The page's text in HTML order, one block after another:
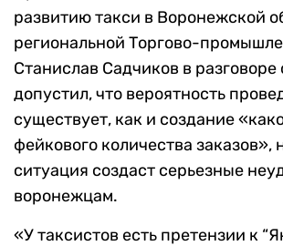
развитию такси в Воронежской
региональной Торгово-
Станислав Садчиков в
допустил, что вероятность
существует, как и создание
фейкового количества заказов»,
ситуация создаст серьезные
воронежцам.
«У таксистов есть претензии к